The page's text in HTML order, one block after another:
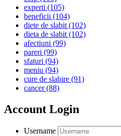
experti (105)
beneficii (104)
diete de slabit(102)
dieta de slabit(102)
afectiuni (99)
pareri (99)
sfaturi (94)
meniu (94)
cure de slabire (91)
cancer(88)
Account Login
Username